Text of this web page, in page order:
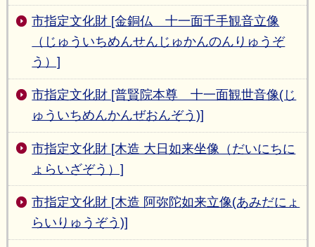
市指定文化財 [金銅仏 十一面千手観音立像
（じゅういちめんせんじゅかんのんりゅうぞ
う）]
市指定文化財 [普賢院本尊 十一面観世音像(じ
ゅういちめんかんぜおんぞう)]
市指定文化財 [木造 大日如来坐像（だいにちに
ょらいざぞう）]
市指定文化財 [木造 阿弥陀如来立像(あみだにょ
らいりゅうぞう)]